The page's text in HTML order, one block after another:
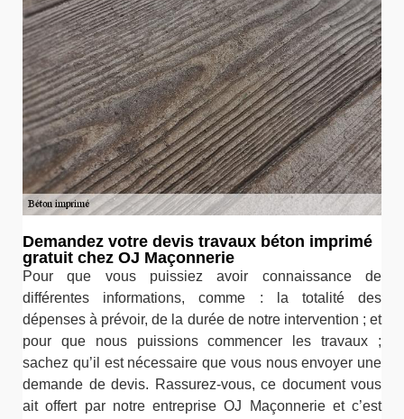
Demandez votre devis travaux béton imprimé
gratuit chez OJ Maçonnerie
Pour que vous puissiez avoir connaissance de
différentes informations, comme : la totalité des
dépenses à prévoir, de la durée de notre intervention ; et
pour que nous puissions commencer les travaux ;
sachez qu’il est nécessaire que vous nous envoyer une
demande de devis. Rassurez-vous, ce document vous
ait offert par notre entreprise OJ Maçonnerie et c’est